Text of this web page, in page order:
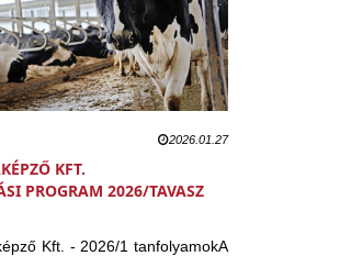
2026.01.27
KFT.
PROGRAM 2026/TAVASZ
Kft. - 2026/1 tanfolyamokA